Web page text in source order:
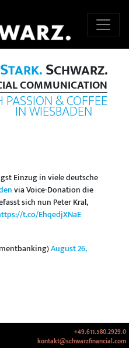
TARK.SCHWARZ.
COMMUNICATION
& COFFEE
IN WIESBADEN
Einzug in viele deutsche
via Voice-Donation die
sich nun Peter Kral,
t.co/EhqedjXNaE
August 26,
+49.611.580.2929.0
kontakt@schwarzfinancial.com